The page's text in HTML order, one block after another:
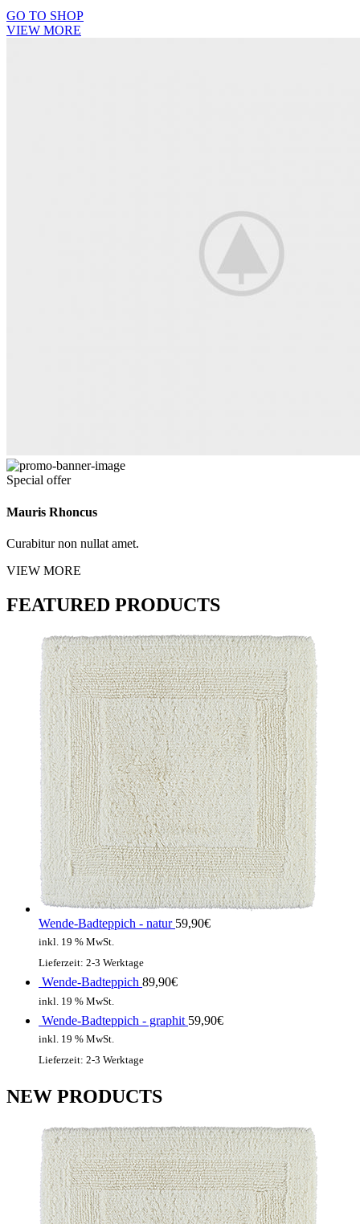
GO TO SHOP
VIEW MORE
Special offer
Mauris Rhoncus
Curabitur non nullat amet.
VIEW MORE
FEATURED PRODUCTS
Wende-Badteppich - natur 59,90€
inkl. 19 % MwSt.
Lieferzeit: 2-3 Werktage
Wende-Badteppich 89,90€
inkl. 19 % MwSt.
Wende-Badteppich - graphit 59,90€
inkl. 19 % MwSt.
Lieferzeit: 2-3 Werktage
NEW PRODUCTS